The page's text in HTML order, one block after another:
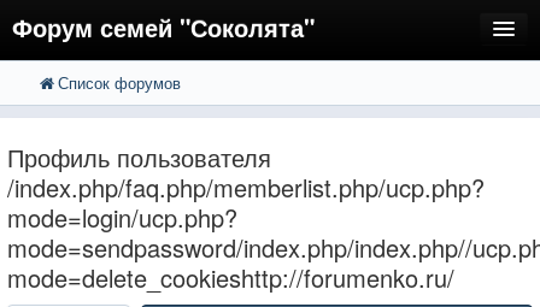
Форум семей "Соколята"
FAQ
Регистрация
Вход
Список форумов
Профиль пользователя
/index.php/faq.php/memberlist.php/ucp.php?
mode=login/ucp.php?
mode=sendpassword/index.php/index.php//
mode=delete_cookieshttp://forumenko.ru/